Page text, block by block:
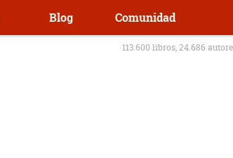
Blog Comunidad
113.600 libros, 24.686